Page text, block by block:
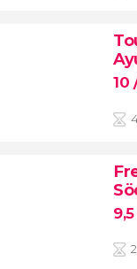
10
9,5